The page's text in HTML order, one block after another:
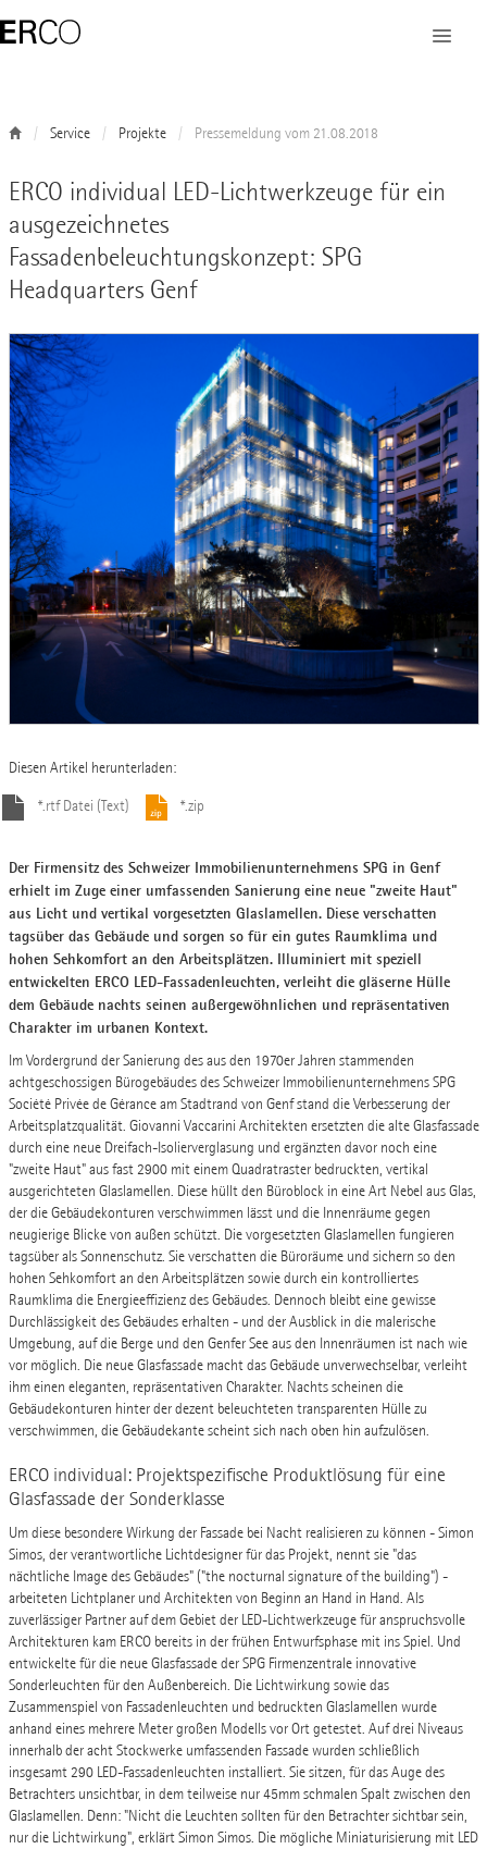
Service Projekte Pressemeldung vom 21.08.2018
ERCO individual LED-Lichtwerkzeuge für ein
ausgezeichnetes
Fassadenbeleuchtungskonzept: SPG
Headquarters Genf
Diesen Artikel herunterladen:
*.rtf Datei (Text) *.zip
Der Firmensitz des Schweizer Immobilienunternehmens SPG in Genf
erhielt im Zuge einer umfassenden Sanierung eine neue "zweite Haut"
aus Licht und vertikal vorgesetzten Glaslamellen. Diese verschatten
tagsüber das Gebäude und sorgen so für ein gutes Raumklima und
hohen Sehkomfort an den Arbeitsplätzen. Illuminiert mit speziell
entwickelten ERCO LED-Fassadenleuchten, verleiht die gläserne Hülle
dem Gebäude nachts seinen außergewöhnlichen und repräsentativen
Charakter im urbanen Kontext.
Im Vordergrund der Sanierung des aus den 1970er Jahren stammenden
achtgeschossigen Bürogebäudes des Schweizer Immobilienunternehmens SPG
Société Privée de Gérance am Stadtrand von Genf stand die Verbesserung der
Arbeitsplatzqualität. Giovanni Vaccarini Architekten ersetzten die alte Glasfassade
durch eine neue Dreifach-Isolierverglasung und ergänzten davor noch eine
"zweite Haut" aus fast 2900 mit einem Quadratraster bedruckten, vertikal
ausgerichteten Glaslamellen. Diese hüllt den Büroblock in eine Art Nebel aus Glas,
der die Gebäudekonturen verschwimmen lässt und die Innenräume gegen
neugierige Blicke von außen schützt. Die vorgesetzten Glaslamellen fungieren
tagsüber als Sonnenschutz. Sie verschatten die Büroräume und sichern so den
hohen Sehkomfort an den Arbeitsplätzen sowie durch ein kontrolliertes
Raumklima die Energieeffizienz des Gebäudes. Dennoch bleibt eine gewisse
Durchlässigkeit des Gebäudes erhalten - und der Ausblick in die malerische
Umgebung, auf die Berge und den Genfer See aus den Innenräumen ist nach wie
vor möglich. Die neue Glasfassade macht das Gebäude unverwechselbar, verleiht
ihm einen eleganten, repräsentativen Charakter. Nachts scheinen die
Gebäudekonturen hinter der dezent beleuchteten transparenten Hülle zu
verschwimmen, die Gebäudekante scheint sich nach oben hin aufzulösen.
ERCO individual: Projektspezifische Produktlösung für eine
Glasfassade der Sonderklasse
Um diese besondere Wirkung der Fassade bei Nacht realisieren zu können - Simon
Simos, der verantwortliche Lichtdesigner für das Projekt, nennt sie "das
nächtliche Image des Gebäudes" ("the nocturnal signature of the building") -
arbeiteten Lichtplaner und Architekten von Beginn an Hand in Hand. Als
zuverlässiger Partner auf dem Gebiet der LED-Lichtwerkzeuge für anspruchsvolle
Architekturen kam ERCO bereits in der frühen Entwurfsphase mit ins Spiel. Und
entwickelte für die neue Glasfassade der SPG Firmenzentrale innovative
Sonderleuchten für den Außenbereich. Die Lichtwirkung sowie das
Zusammenspiel von Fassadenleuchten und bedruckten Glaslamellen wurde
anhand eines mehrere Meter großen Modells vor Ort getestet. Auf drei Niveaus
innerhalb der acht Stockwerke umfassenden Fassade wurden schließlich
insgesamt 290 LED-Fassadenleuchten installiert. Sie sitzen, für das Auge des
Betrachters unsichtbar, in dem teilweise nur 45mm schmalen Spalt zwischen den
Glaslamellen. Denn: "Nicht die Leuchten sollten für den Betrachter sichtbar sein,
nur die Lichtwirkung", erklärt Simon Simos. Die mögliche Miniaturisierung mit LED